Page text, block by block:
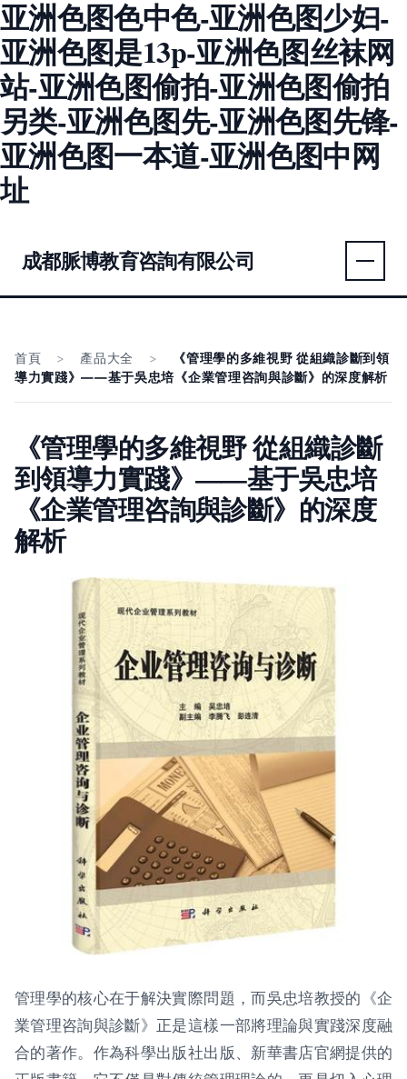
亚洲色图色中色-亚洲色图少妇-
亚洲色图是13p-亚洲色图丝袜网
站-亚洲色图偷拍-亚洲色图偷拍
另类-亚洲色图先-亚洲色图先锋-
亚洲色图一本道-亚洲色图中网
址
成都脈博教育咨詢有限公司
首頁 > 產品大全 >
《管理學的多維視野 從組織診斷到領
導力實踐》——基于吳忠培《企業管理咨詢與診斷》的深度解析
《管理學的多維視野 從組織診斷
到領導力實踐》——基于吳忠培
《企業管理咨詢與診斷》的深度
解析
管理學的核心在于解決實際問題，而吳忠培教授的《企
業管理咨詢與診斷》正是這樣一部將理論與實踐深度融
合的著作。作為科學出版社出版、新華書店官網提供的